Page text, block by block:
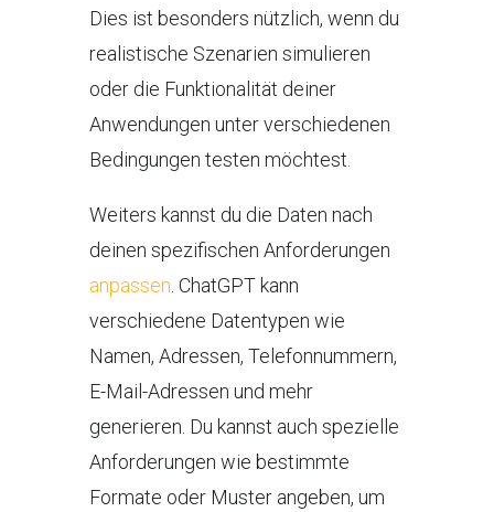
Dies ist besonders nützlich, wenn du
realistische Szenarien simulieren
oder die Funktionalität deiner
Anwendungen unter verschiedenen
Bedingungen testen möchtest.
Weiters kannst du die Daten nach
deinen spezifischen Anforderungen
anpassen . ChatGPT kann
verschiedene Datentypen wie
Namen, Adressen, Telefonnummern,
E-Mail-Adressen und mehr
generieren. Du kannst auch spezielle
Anforderungen wie bestimmte
Formate oder Muster angeben, um